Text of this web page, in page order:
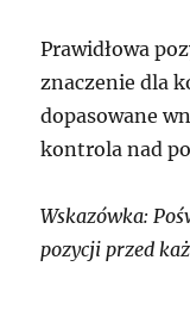
Prawidłowa
znaczenie dla
dopasowane
kontrola nad
Wskazówka:
pozycji przed